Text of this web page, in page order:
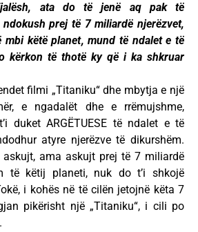
ata do të jenë aq pak të
prej të 7 miliardë njerëzvet,
mbi këtë planet, mund të ndalet e të
kërkon të thotë ky që i ka shkruar
filmi „Titaniku“ dhe mbytja e një
e ngadalët dhe e rrëmujshme,
duket ARGËTUESE të ndalet e të
atyre njerëzve të dikurshëm.
askujt, ama askujt prej të 7 miliardë
të këtij planeti, nuk do t’i shkojë
i kohës në të cilën jetojnë këta 7
pikërisht një „Titaniku“, i cili po